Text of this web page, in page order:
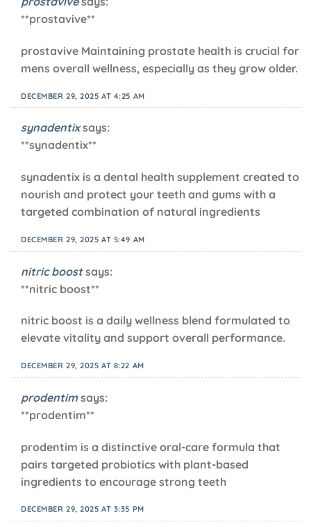
**prostavive**
prostavive Maintaining prostate health is crucial for
mens overall wellness, especially as they grow older.
DECEMBER 29, 2025 AT 4:25 AM
synadentix says:
**synadentix**
synadentix is a dental health supplement created to
nourish and protect your teeth and gums with a
targeted combination of natural ingredients
DECEMBER 29, 2025 AT 5:49 AM
nitric boost says:
**nitric boost**
nitric boost is a daily wellness blend formulated to
elevate vitality and support overall performance.
DECEMBER 29, 2025 AT 8:22 AM
prodentim says:
**prodentim**
prodentim is a distinctive oral-care formula that
pairs targeted probiotics with plant-based
ingredients to encourage strong teeth
DECEMBER 29, 2025 AT 3:35 PM